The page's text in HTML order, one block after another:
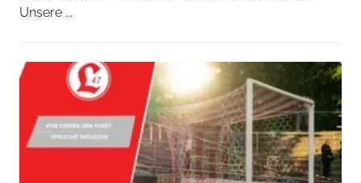
Unsere ...